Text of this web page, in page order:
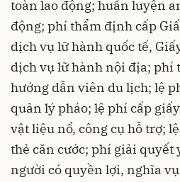
toàn lao động; huấn luyện
động; phí thẩm định cấp
dịch vụ lữ hành quốc tế,
dịch vụ lữ hành nội địa; phí
hướng dẫn viên du lịch; lệ
quản lý pháo; lệ phí cấp
vật liệu nổ, công cụ hỗ trợ;
thẻ căn cước; phí giải quyết
người có quyền lợi, nghĩa